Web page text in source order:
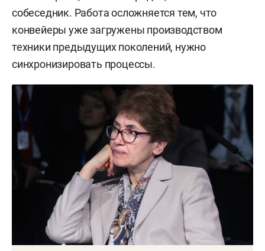
собеседник. Работа осложняется тем, что
конвейеры уже загружены производством
техники предыдущих поколений, нужно
синхронизировать процессы.